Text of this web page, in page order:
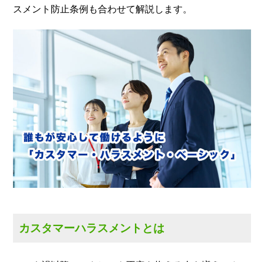
スメント防止条例も合わせて解説します。
カスタマーハラスメントとは